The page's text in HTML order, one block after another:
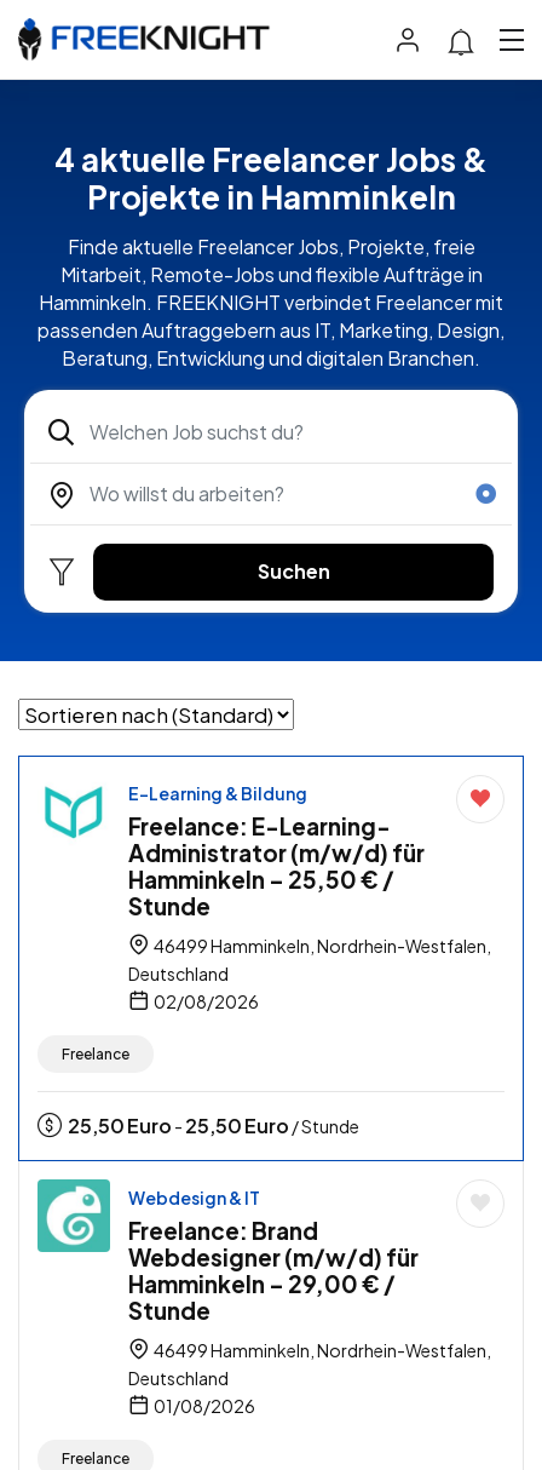
4 aktuelle Freelancer Jobs &
Projekte in Hamminkeln
Finde aktuelle Freelancer Jobs, Projekte, freie
Mitarbeit, Remote-Jobs und flexible Aufträge in
Hamminkeln. FREEKNIGHT verbindet Freelancer mit
passenden Auftraggebern aus IT, Marketing, Design,
Beratung, Entwicklung und digitalen Branchen.
Suchen
E-Learning & Bildung
Freelance: E-Learning-
Administrator (m/w/d) für
Hamminkeln – 25,50 € /
Stunde
46499 Hamminkeln, Nordrhein-Westfalen,
Deutschland
02/08/2026
Freelance
25,50Euro - 25,50Euro / Stunde
Webdesign & IT
Freelance: Brand
Webdesigner (m/w/d) für
Hamminkeln – 29,00 € /
Stunde
46499 Hamminkeln, Nordrhein-Westfalen,
Deutschland
01/08/2026
Freelance